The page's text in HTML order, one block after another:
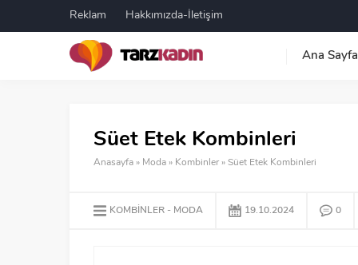
Reklam Hakkımızda-İletişim
Ana Sayfa
Süet Etek Kombinleri
Anasayfa » Moda » Kombinler » Süet Etek Kombinleri
KOMBINLER MODA 19.10.2024 0